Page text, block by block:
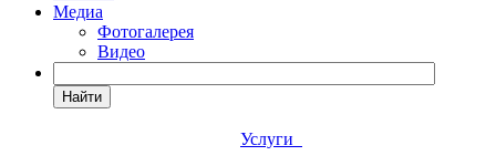
Медиа
Фотогалерея
Видео
Найти
Услуги